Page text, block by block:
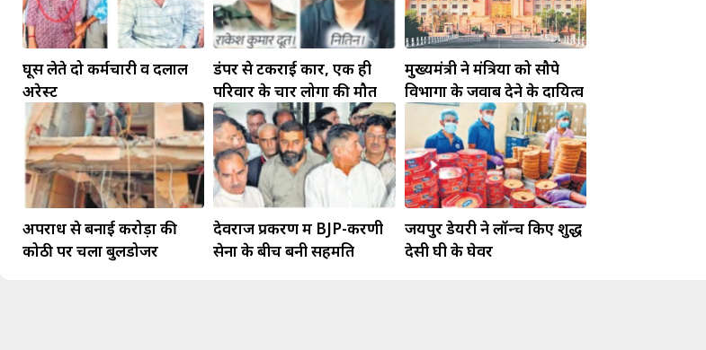
घूस लेते दो कर्मचारी व दलाल
अरेस्ट
डंपर से टकराई कार, एक ही
परिवार के चार लोगों की मौत
मुख्यमंत्री ने मंत्रियों को सौपे
विभागों के जवाब देने के दायित्व
अपराध से बनाई करोड़ों की
कोठी पर चला बुलडोजर
देवराज प्रकरण में BJP-करणी
सेना के बीच बनी सहमति
जयपुर डेयरी ने लॉन्च किए शुद्ध
देसी घी के घेवर